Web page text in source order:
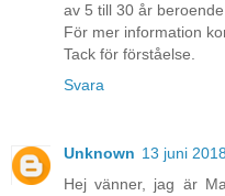
av 5 till 30 år
För mer information
Tack för förståelse.
Svara
Unknown 13 juni
Hej vänner, jag är